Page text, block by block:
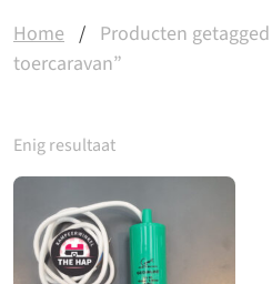
Home / Producten
toercaravan”
Enig resultaat